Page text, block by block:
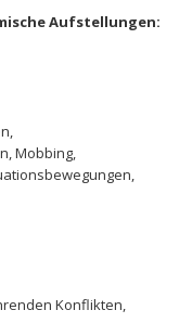
Aufstellungen:
Mobbing,
Konflikten,